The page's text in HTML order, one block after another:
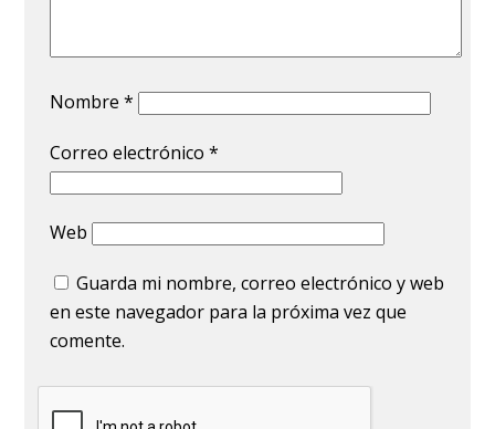
Nombre*
Correo electrónico*
Web
Guarda mi nombre, correo electrónico y web
en este navegador para la próxima vez que
comente.